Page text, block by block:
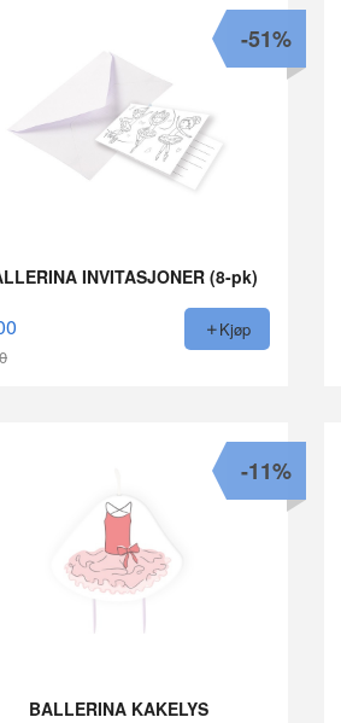
INVITASJONER (8-pk)
-51%
Kjøp
BALLERINA KAKELYS
-11%